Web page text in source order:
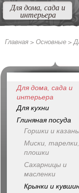
Для дома, сада и
интерьера
Главная > Основные >
Для дома, сада и
интерьера
Для кухни
Глиняная посуда
Горшки и
Миски, тарелки,
плошки
Сахарницы и
масленки
Крынки и